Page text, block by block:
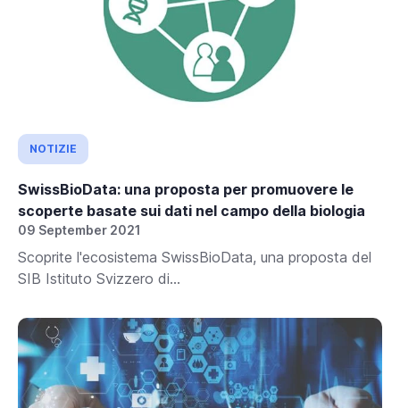
NOTIZIE
SwissBioData: una proposta per promuovere le
scoperte basate sui dati nel campo della biologia
09 September 2021
Scoprite l'ecosistema SwissBioData, una proposta del
SIB Istituto Svizzero di...